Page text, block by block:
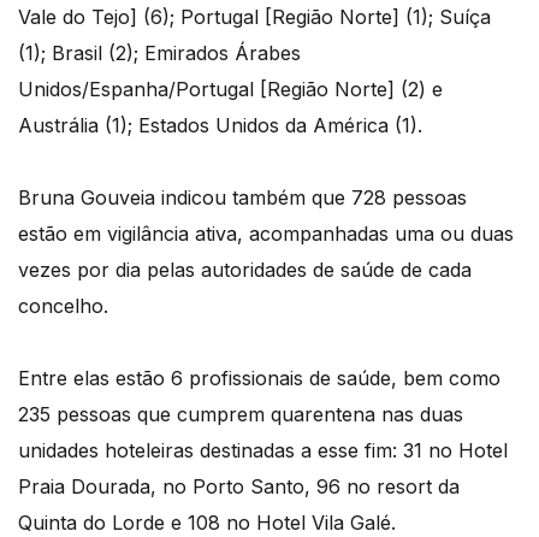
Vale do Tejo] (6); Portugal [Região Norte] (1); Suíça
(1); Brasil (2); Emirados Árabes
Unidos/Espanha/Portugal [Região Norte] (2) e
Austrália (1); Estados Unidos da América (1).
Bruna Gouveia indicou também que 728 pessoas
estão em vigilância ativa, acompanhadas uma ou duas
vezes por dia pelas autoridades de saúde de cada
concelho.
Entre elas estão 6 profissionais de saúde, bem como
235 pessoas que cumprem quarentena nas duas
unidades hoteleiras destinadas a esse fim: 31 no Hotel
Praia Dourada, no Porto Santo, 96 no resort da
Quinta do Lorde e 108 no Hotel Vila Galé.